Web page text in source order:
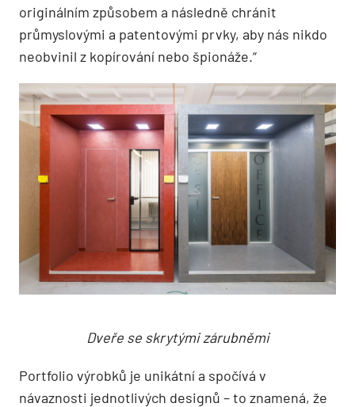
originálním způsobem a následně chránit
průmyslovými a patentovými prvky, aby nás nikdo
neobvinil z kopírování nebo špionáže.“
Dveře se skrytými zárubněmi
Portfolio výrobků je unikátní a spočívá v
návaznosti jednotlivých designů – to znamená, že